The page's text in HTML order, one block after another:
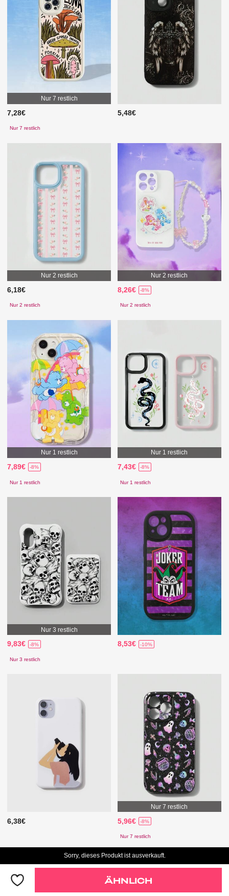
Nur 7 restlich
7,28€
Nur 7 restlich
5,48€
Nur 2 restlich
6,18€
Nur 2 restlich
Nur 2 restlich
8,26€ -8%
Nur 2 restlich
Nur 1 restlich
7,89€ -8%
Nur 1 restlich
Nur 1 restlich
7,43€ -8%
Nur 1 restlich
Nur 3 restlich
9,83€ -8%
Nur 3 restlich
8,53€ -10%
6,38€
Nur 7 restlich
5,96€ -8%
Nur 7 restlich
Sorry, dieses Produkt ist ausverkauft.
ÄHNLICH